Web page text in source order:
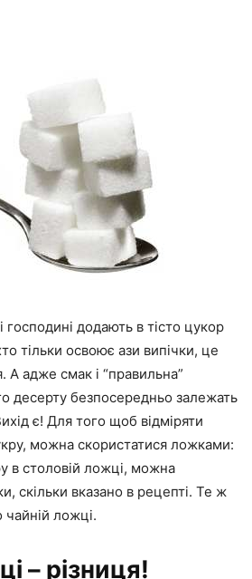
господині додають в тісто цукор
тільки освоює ази випічки, це
А адже смак і “правильна”
десерту безпосередньо залежать
є! Для того щоб відміряти
можна скористатися ложками:
в столовій ложці, можна
скільки вказано в рецепті. Те ж
чайній ложці.
– різниця!